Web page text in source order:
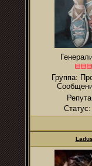
Группа:
Статус: